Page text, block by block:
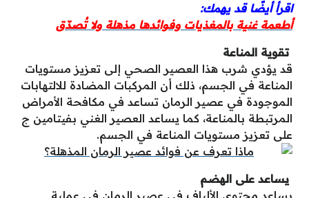
اقرأ أيضًا قد يهمك:
أطعمة غنية بالمغذيات وفوائدها مذهلة ولا تُصدّق
تقوية المناعة
قد يؤدي شرب هذا العصير الصحي إلى تعزيز مستويات
المناعة في الجسم، ذلك أن المركبات المضادة للالتهابات
الموجودة في عصير الرمان تساعد في مكافحة الأمراض
المرتبطة بالمناعة، كما يساعد العصير الغني بفيتامين ج
على تعزيز مستويات المناعة في الجسم.
يساعد على الهضم